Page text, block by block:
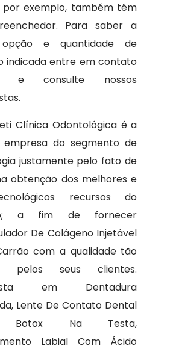
por exemplo, também têm
Para saber a
e quantidade de
indicada entre em contato
e consulte nossos
Clínica Odontológica é a
empresa do segmento de
justamente pelo fato de
obtenção dos melhores e
recursos do
a fim de fornecer
De Colágeno Injetável
com a qualidade tão
pelos seus clientes.
em Dentadura
Lente De Contato Dental
Botox Na Testa,
Labial Com Ácido